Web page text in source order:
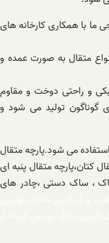
ما با همکاری کارخانه های
متقال به صورت عمده و
و راحتی دوخت و مقاوم
گوناگون تولید می شود و
می شود.پارچه متقال
کتان،پارچه متقال پنبه ای
، ساک دستی ،چادر های